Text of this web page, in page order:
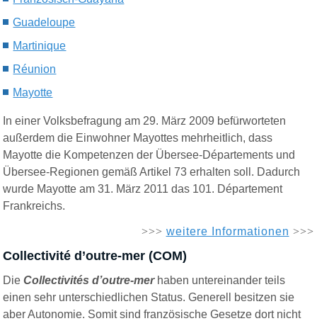
Guadeloupe
Martinique
Réunion
Mayotte
In einer Volksbefragung am 29. März 2009 befürworteten
außerdem die Einwohner Mayottes mehrheitlich, dass
Mayotte die Kompetenzen der Übersee-Départements und
Übersee-Regionen gemäß Artikel 73 erhalten soll. Dadurch
wurde Mayotte am 31. März 2011 das 101. Département
Frankreichs.
>>> weitere Informationen >>>
Collectivité d’outre-mer (COM)
DieCollectivités d’outre-merhaben untereinander teils
einen sehr unterschiedlichen Status. Generell besitzen sie
aber Autonomie. Somit sind französische Gesetze dort nicht